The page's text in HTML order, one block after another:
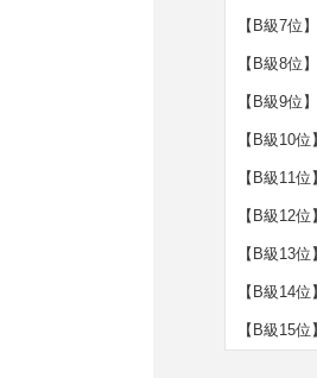
【B級7位
【B級8位
【B級9位
【B級10
【B級11
【B級12
【B級13
【B級14
【B級15